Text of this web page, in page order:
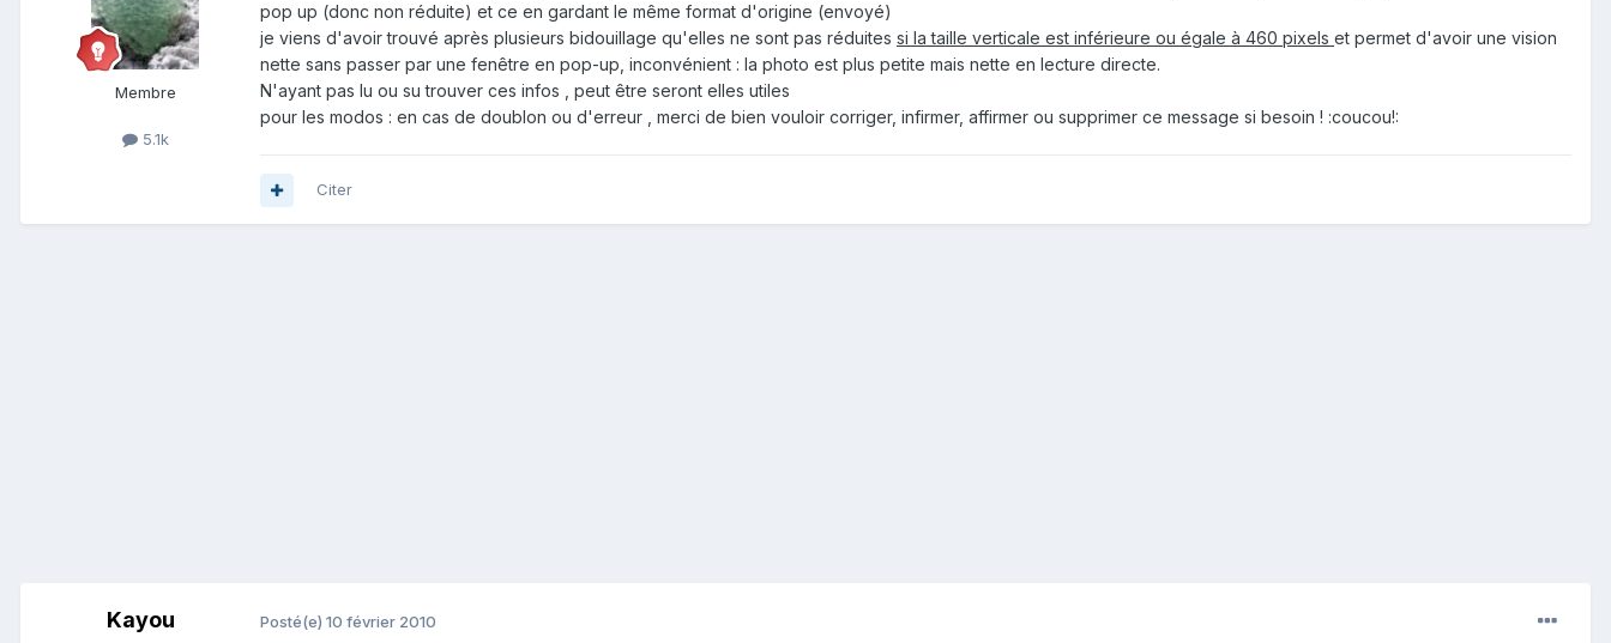
Membre
5.1k
pop up (donc non réduite) et ce en gardant le même format d'origine (envoyé)
je viens d'avoir trouvé après plusieurs bidouillage qu'elles ne sont pas réduites si la taille verticale est inférieure ou égale à 460 pixels et permet d'avoir une vision
nette sans passer par une fenêtre en pop-up, inconvénient : la photo est plus petite mais nette en lecture directe.
N'ayant pas lu ou su trouver ces infos , peut être seront elles utiles
pour les modos : en cas de doublon ou d'erreur , merci de bien vouloir corriger, infirmer, affirmer ou supprimer ce message si besoin ! :coucou!:
Citer
Kayou Posté(e) 10 février 2010